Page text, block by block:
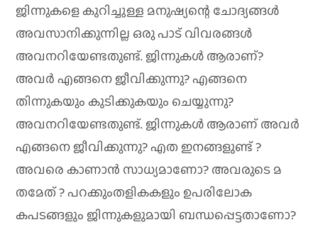
ജിന്നുകളെ കുറിച്ചുള്ള മനുഷ്യന്റെ ചോദ്യങ്ങൾ
അവസാനിക്കുന്നില്ല ഒരു പാട് വിവരങ്ങൾ
അവനറിയേണ്ടതുണ്ട്. ജിന്നുകൾ ആരാണ്?
അവർ എങ്ങനെ ജീവിക്കുന്നു? എങ്ങനെ
തിന്നുകയും കുടിക്കുകയും ചെയ്യുന്നു?
അവനറിയേണ്ടതുണ്ട്. ജിന്നുകൾ ആരാണ് അവർ
എങ്ങനെ ജീവിക്കുന്നു? എത ഇനങ്ങളുണ്ട് ?
അവരെ കാണാൻ സാധ്യമാണോ? അവരുടെ മ
തമേത് ? പറക്കുംതളികകളും ഉപരിലോക
കപടങ്ങളും ജിന്നുകളുമായി ബന്ധപ്പെട്ടതാണോ?